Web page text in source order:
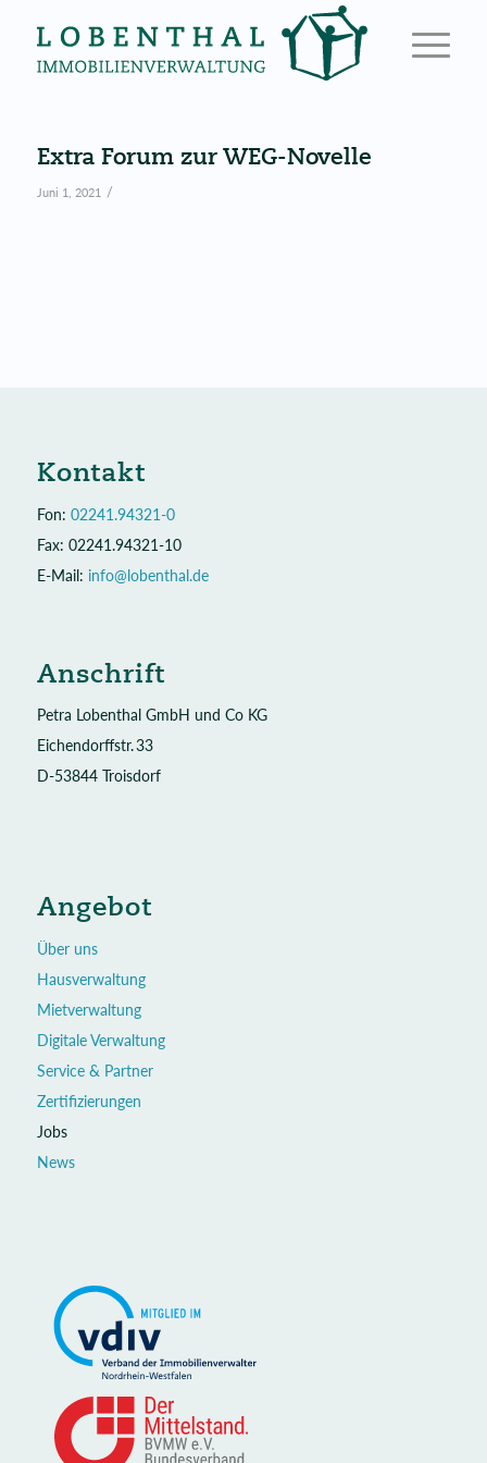
Extra Forum zur WEG-Novelle
Juni 1, 2021 /
Kontakt
Fon: 02241.94321-0
Fax: 02241.94321-10
E-Mail: info@lobenthal.de
Anschrift
Petra Lobenthal GmbH und Co KG
Eichendorffstr. 33
D-53844 Troisdorf
Angebot
Über uns
Hausverwaltung
Mietverwaltung
Digitale Verwaltung
Service & Partner
Zertifizierungen
Jobs
News